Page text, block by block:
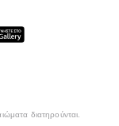
διατηρούνται.